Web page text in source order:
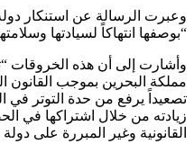
وعبرت الرسالة عن استنكار
“بوصفها انتهاكاً لسيادتها
وأشارت إلى أن هذه الخروقات
مملكة البحرين بموجب القانون
تصعيداً يرفع من حدة التوتر
زيادته من خلال اشتراكها في
القانونية وغير المبررة على